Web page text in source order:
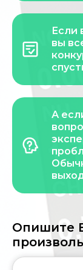
Если
вы
А
Опишите